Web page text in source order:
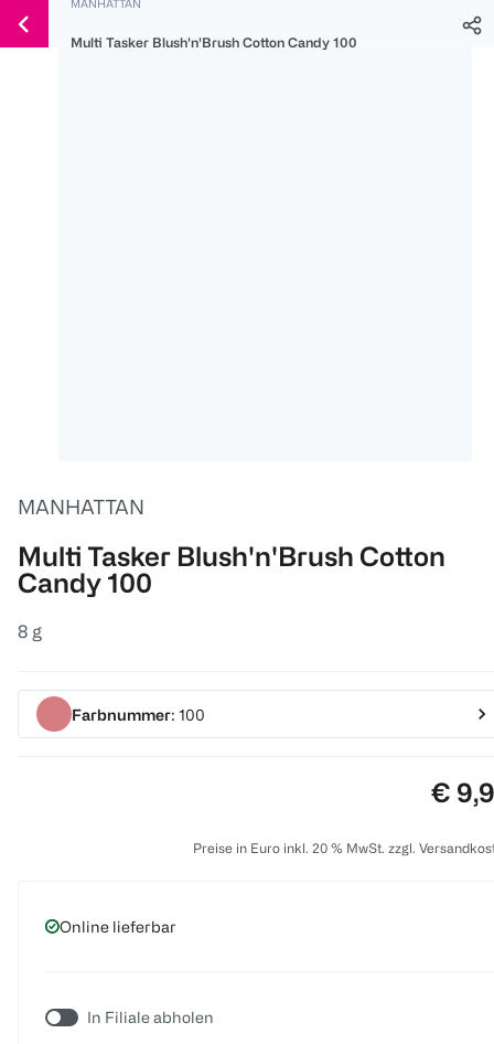
150 Ös
300 Ös
500 Ös
Weiter
zum
MANHATTAN
Multi Tasker Blush'n'Brush Cotton Candy 100
MANHATTAN
Multi Tasker Blush'n'Brush Cotton
Candy 100
8 g
Farbnummer: 100
€
Preise in Euro inkl. 20 % MwSt. zzgl.
Online lieferbar
In Filiale abholen